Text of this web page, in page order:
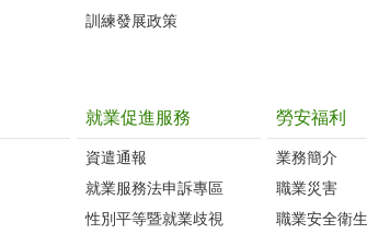
訓練發展政策
就業促進服務
資遣通報
就業服務法申訴專區
性別平等暨就業歧視
勞安福利
業務簡介
職業災害
職業安全衛生